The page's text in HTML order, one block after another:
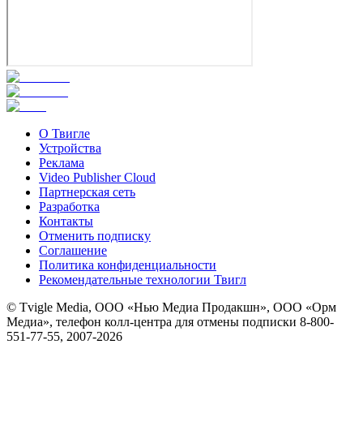
О Твигле
Устройства
Реклама
Video Publisher Cloud
Партнерская сеть
Разработка
Контакты
Отменить подписку
Соглашение
Политика конфиденциальности
Рекомендательные технологии Твигл
© Tvigle Media, ООО «Нью Медиа Продакшн», ООО «Орм
Медиа», телефон колл-центра для отмены подписки 8-800-
551-77-55, 2007-2026